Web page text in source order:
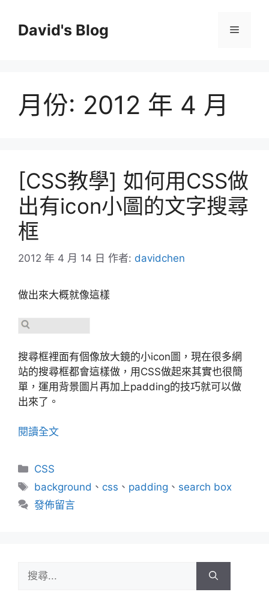
David's Blog 選
月份: 2012 年 4 月
[CSS教學] 如何用CSS做
出有icon小圖的文字搜尋
框
2012 年 4 月 14 日 作者: davidchen
做出來大概就像這樣
搜尋框裡面有個像放大鏡的小icon圖，現在很多網
站的搜尋框都會這樣做，用CSS做起來其實也很簡
單，運用背景圖片再加上padding的技巧就可以做
出來了。
閱讀全文
分
類
CSS
標
籤
background 、 css 、 padding 、 search box
發佈留言
尋: